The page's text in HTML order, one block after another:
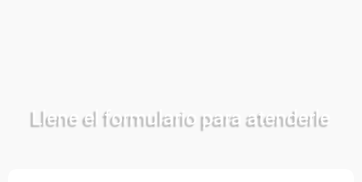
Llene el formulario para atenderle